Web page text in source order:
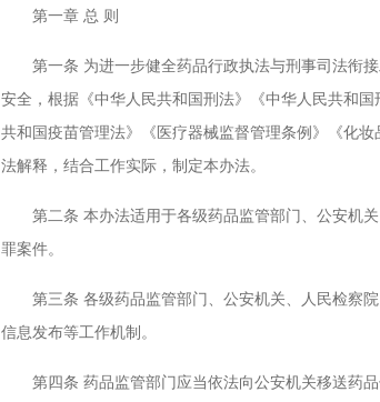
第一章 总 则
第一条 为进一步健全药品行政执法与刑事司法衔接
安全，根据《中华人民共和国刑法》《中华人民共和
共和国疫苗管理法》《医疗器械监督管理条例》《化
法解释，结合工作实际，制定本办法。
第二条 本办法适用于各级药品监管部门、公安机关
罪案件。
第三条 各级药品监管部门、公安机关、人民检察院
信息发布等工作机制。
第四条 药品监管部门应当依法向公安机关移送药品